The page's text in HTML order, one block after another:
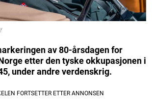
av 80-årsdagen for
etter den tyske okkupasjonen i
under andre verdenskrig.